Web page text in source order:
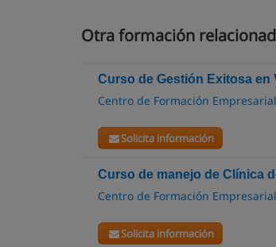
Otra formación
Curso de Gestión Exitosa en
Centro de Formación Empresarial
Solicita información
Curso de manejo de Clínica
Centro de Formación Empresarial
Solicita información